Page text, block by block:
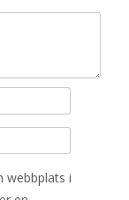
webbplats i